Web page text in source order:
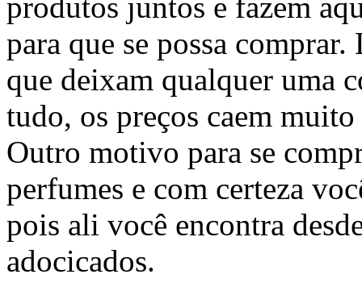
para que se possa
que deixam qualquer uma
tudo, os preços caem
Outro motivo para se
perfumes e com certeza
pois ali você encontra
adocicados.